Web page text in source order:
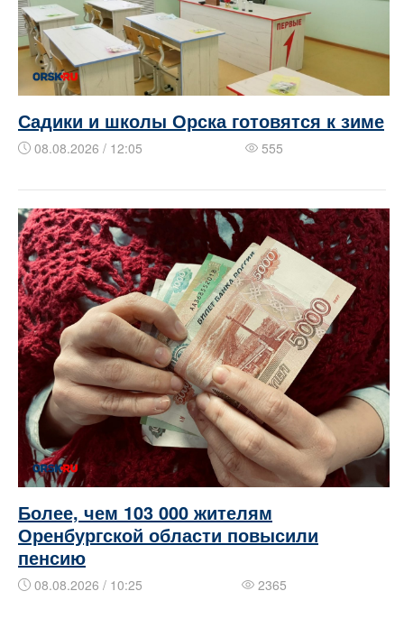
Садики и школы Орска готовятся к зиме
08.08.2026 / 12:05 555
Более, чем 103 000 жителям
Оренбургской области повысили
пенсию
08.08.2026 / 10:25 2365